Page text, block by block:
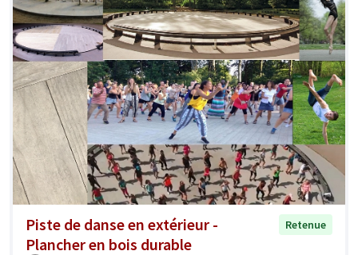
Piste de danse en extérieur -
Plancher en bois durable
Retenue